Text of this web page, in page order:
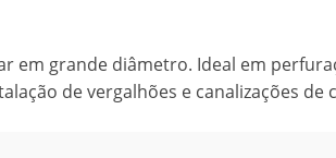
em grande diâmetro. Ideal em
de vergalhões e canalizações de